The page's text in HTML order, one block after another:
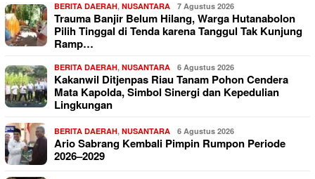
BERITA DAERAH, NUSANTARA 7 Agustus 2026
Trauma Banjir Belum Hilang, Warga Hutanabolon
Pilih Tinggal di Tenda karena Tanggul Tak Kunjung
Ramp…
BERITA DAERAH, NUSANTARA 6 Agustus 2026
Kakanwil Ditjenpas Riau Tanam Pohon Cendera
Mata Kapolda, Simbol Sinergi dan Kepedulian
Lingkungan
BERITA DAERAH, NUSANTARA 6 Agustus 2026
Ario Sabrang Kembali Pimpin Rumpon Periode
2026–2029